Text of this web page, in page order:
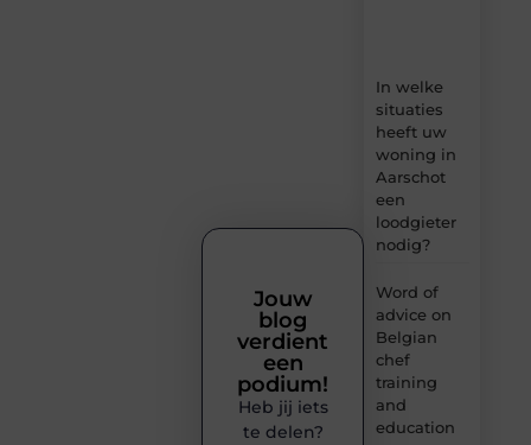
In welke
situaties
heeft uw
woning in
Aarschot
een
loodgieter
nodig?
Word of
advice on
Belgian
chef
training
and
education
Jouw
blog
verdient
een
podium!
Heb jij iets
te delen?